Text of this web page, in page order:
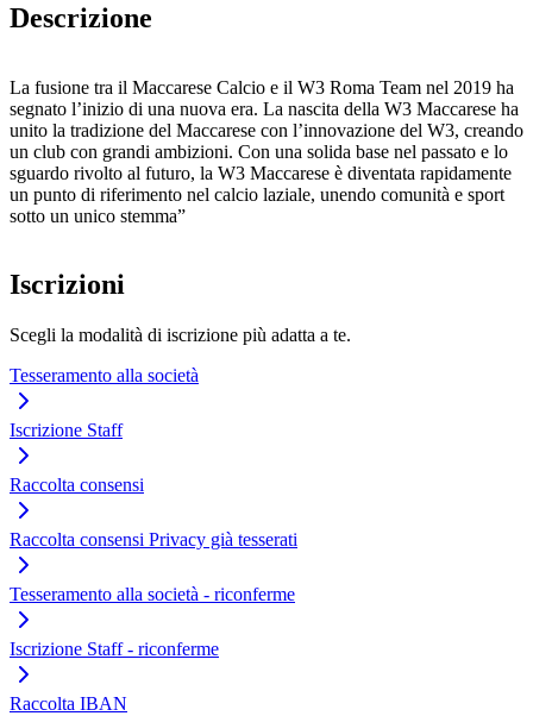
Descrizione
La fusione tra il Maccarese Calcio e il W3 Roma Team nel 2019 ha
segnato l’inizio di una nuova era. La nascita della W3 Maccarese ha
unito la tradizione del Maccarese con l’innovazione del W3, creando
un club con grandi ambizioni. Con una solida base nel passato e lo
sguardo rivolto al futuro, la W3 Maccarese è diventata rapidamente
un punto di riferimento nel calcio laziale, unendo comunità e sport
sotto un unico stemma”
Iscrizioni
Scegli la modalità di iscrizione più adatta a te.
Tesseramento alla società
Iscrizione Staff
Raccolta consensi
Raccolta consensi Privacy già tesserati
Tesseramento alla società - riconferme
Iscrizione Staff - riconferme
Raccolta IBAN